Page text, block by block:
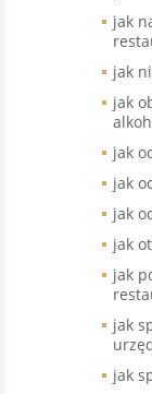
jak
jak
jak
jak
jak
jak
jak
jak
jak
jak